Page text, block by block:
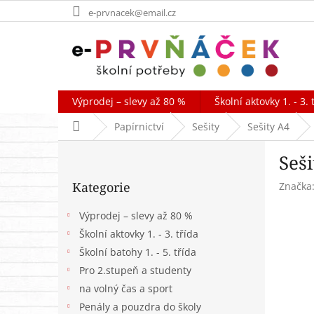
na
e-prvnacek@email.cz
Výprodej – slevy až 80 % Školní aktovky 1. - 3.
Domů Papírnictví Sešity Sešity A4
P
kategorie
Kategorie
Výprodej – slevy až 80 %
Školní aktovky 1. - 3. třída
Školní batohy 1. - 5. třída
Pro 2.stupeň a studenty
na volný čas a sport
Penály a pouzdra do školy
Značka: